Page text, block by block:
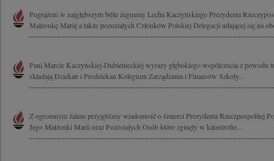
Pogrążeni w najgłębszym bólu żegnamy Lecha Kaczyńskiego Prezydenta
Małżonkę Marię a także pozostałych Członków Polskiej Delegacji udającej się na
Pani Marcie Kaczyńskiej-Dubienieckiej wyrazy głębokiego współczucia z powodu
składają Dziekan i Prodziekan Kolegium Zarządzania i Finansów Szkoły...
Z ogromnym żalem przyjęliśmy wiadomość o śmierci Prezydenta Rzeczpospolitej
Jego Małżonki Marii oraz Pozostałych Osób które zginęły w katastrofie...